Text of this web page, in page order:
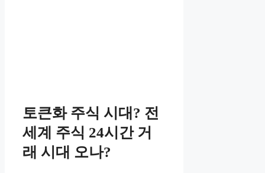
토큰화 주식 시대? 전
세계 주식 24시간 거
래 시대 오나?